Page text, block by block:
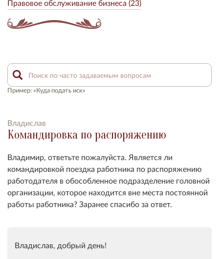
Правовое обслуживание бизнеса (23)
Пример: «Куда подать иск»
Владислав
Командировка по распоряжению
Владимир, ответьте пожалуйста. Является ли
командировкой поездка работника по распоряжению
работодателя в обособленное подразделение головной
организации, которое находится вне места постоянной
работы работника? Заранее спасибо за ответ.
Владислав, добрый день!